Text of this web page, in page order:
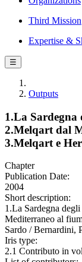
Third Mission
Expertise &
☰
Outputs
1.La Sardegna
2.Melqart dal
3.Melqart e
Chapter
Publication Date:
2004
Short description:
1.La Sardegna
Mediterraneo al
Sardo / Bernardini,
Iris type:
2.1 Contributo in